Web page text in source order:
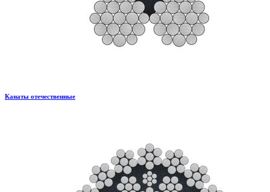
Канаты отечественные